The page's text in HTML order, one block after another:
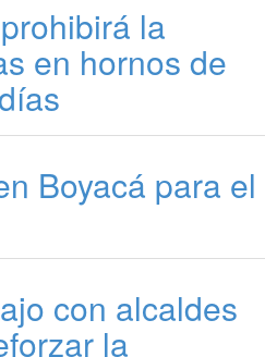
la
en hornos de
Boyacá para el
con alcaldes
la